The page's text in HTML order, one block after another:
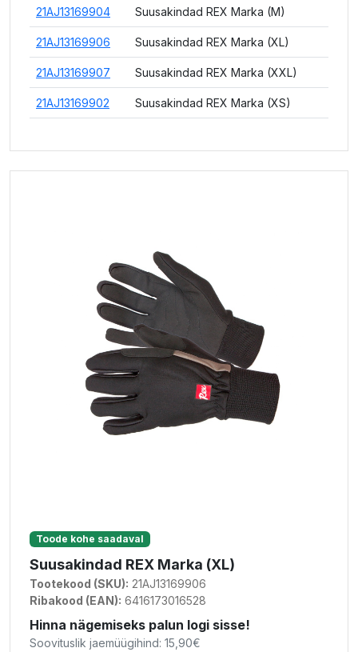
21AJ13169904 Suusakindad REX Marka (M)
21AJ13169906 Suusakindad REX Marka (XL)
21AJ13169907 Suusakindad REX Marka (XXL)
21AJ13169902 Suusakindad REX Marka (XS)
Toode kohe saadaval
Suusakindad REX Marka (XL)
Tootekood (SKU): 21AJ13169906
Ribakood (EAN): 6416173016528
Hinna nägemiseks palun logi sisse!
Soovituslik jaemüügihind: 15,90€